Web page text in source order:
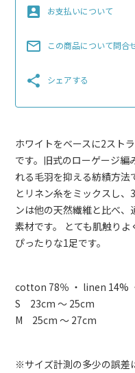
account_box お支払いについて
mail_outline この商品について問合
share シェアする
ホワイトをベースに2スト
です。旧式のローゲージ
れる毛羽を抑える紡績方
とリネン糸をミックスし
ンは他の天然繊維と比べ
素材です。 とても肌触り
ぴったりな1足です。
cotton 78％ ・ linen 14%
S 23cm ～ 25cm
M 25cm ～ 27cm
※サイズ計測の多少の誤差